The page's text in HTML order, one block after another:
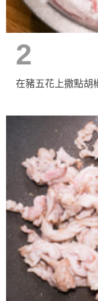
2
在豬五花上撒點胡